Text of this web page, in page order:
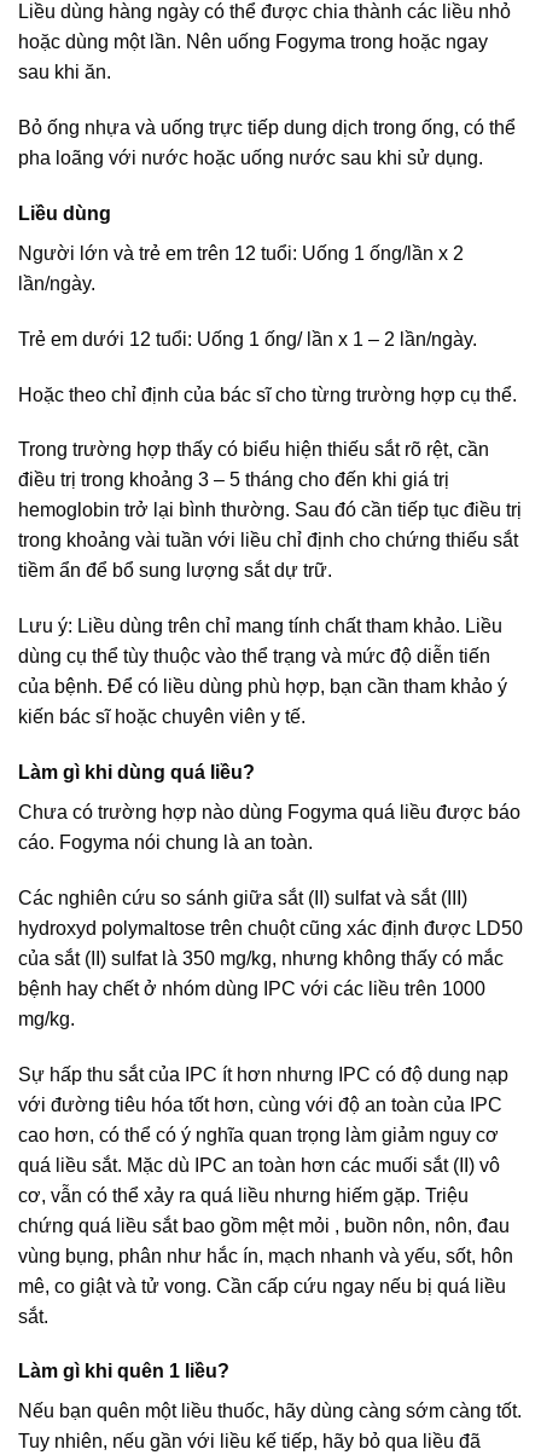
Liều dùng hàng ngày có thể được chia thành các liều nhỏ
hoặc dùng một lần. Nên uống Fogyma trong hoặc ngay
sau khi ăn.
Bỏ ống nhựa và uống trực tiếp dung dịch trong ống, có thể
pha loãng với nước hoặc uống nước sau khi sử dụng.
Liều dùng
Người lớn và trẻ em trên 12 tuổi: Uống 1 ống/lần x 2
lần/ngày.
Trẻ em dưới 12 tuổi: Uống 1 ống/ lần x 1 – 2 lần/ngày.
Hoặc theo chỉ định của bác sĩ cho từng trường hợp cụ thể.
Trong trường hợp thấy có biểu hiện thiếu sắt rõ rệt, cần
điều trị trong khoảng 3 – 5 tháng cho đến khi giá trị
hemoglobin trở lại bình thường. Sau đó cần tiếp tục điều trị
trong khoảng vài tuần với liều chỉ định cho chứng thiếu sắt
tiềm ẩn để bổ sung lượng sắt dự trữ.
Lưu ý: Liều dùng trên chỉ mang tính chất tham khảo. Liều
dùng cụ thể tùy thuộc vào thể trạng và mức độ diễn tiến
của bệnh. Để có liều dùng phù hợp, bạn cần tham khảo ý
kiến bác sĩ hoặc chuyên viên y tế.
Làm gì khi dùng quá liều?
Chưa có trường hợp nào dùng Fogyma quá liều được báo
cáo. Fogyma nói chung là an toàn.
Các nghiên cứu so sánh giữa sắt (II) sulfat và sắt (III)
hydroxyd polymaltose trên chuột cũng xác định được LD50
của sắt (II) sulfat là 350 mg/kg, nhưng không thấy có mắc
bệnh hay chết ở nhóm dùng IPC với các liều trên 1000
mg/kg.
Sự hấp thu sắt của IPC ít hơn nhưng IPC có độ dung nạp
với đường tiêu hóa tốt hơn, cùng với độ an toàn của IPC
cao hơn, có thể có ý nghĩa quan trọng làm giảm nguy cơ
quá liều sắt. Mặc dù IPC an toàn hơn các muối sắt (II) vô
cơ, vẫn có thể xảy ra quá liều nhưng hiếm gặp. Triệu
chứng quá liều sắt bao gồm mệt mỏi , buồn nôn, nôn, đau
vùng bụng, phân như hắc ín, mạch nhanh và yếu, sốt, hôn
mê, co giật và tử vong. Cần cấp cứu ngay nếu bị quá liều
sắt.
Làm gì khi quên 1 liều?
Nếu bạn quên một liều thuốc, hãy dùng càng sớm càng tốt.
Tuy nhiên, nếu gần với liều kế tiếp, hãy bỏ qua liều đã